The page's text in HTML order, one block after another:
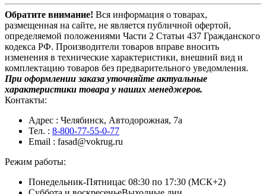
Обратите внимание! Вся информация о товарах,
размещенная на сайте, не является публичной офертой,
определяемой положениями Части 2 Статьи 437 Гражданского
кодекса РФ. Производители товаров вправе вносить
изменения в технические характеристики, внешний вид и
комплектацию товаров без предварительного уведомления.
При оформлении заказа уточняйте актуальные
характеристики товара у наших менеджеров.
Контакты:
Адрес : Челябинск, Автодорожная, 7а
Тел. : 8-800-77-55-0-77
Email : fasad@vokrug.ru
Режим работы:
Понедельник-Пятницас 08:30 по 17:30 (МСК+2)